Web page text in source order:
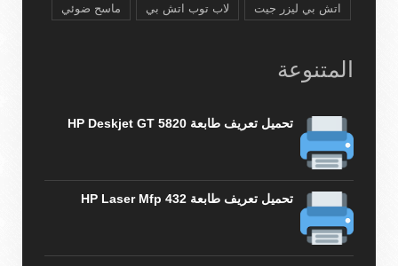
اتش بي ليزر جيت لاب توب اتش بي ماسح ضوئي
المتنوعة
تحميل تعريف طابعة HP Deskjet GT 5820
تحميل تعريف طابعة HP Laser Mfp 432